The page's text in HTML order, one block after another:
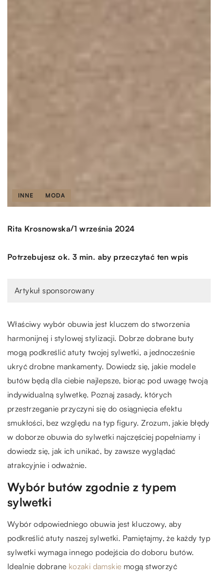
INNE MODA
Rita Krosnowska/1 września 2024
Potrzebujesz ok. 3 min. aby przeczytać ten wpis
Artykuł sponsorowany
Właściwy wybór obuwia jest kluczem do stworzenia
harmonijnej i stylowej stylizacji. Dobrze dobrane buty
mogą podkreślić atuty twojej sylwetki, a jednocześnie
ukryć drobne mankamenty. Dowiedz się, jakie modele
butów będą dla ciebie najlepsze, biorąc pod uwagę twoją
indywidualną sylwetkę. Poznaj zasady, których
przestrzeganie przyczyni się do osiągnięcia efektu
smukłości, bez względu na typ figury. Zrozum, jakie błędy
w doborze obuwia do sylwetki najczęściej popełniamy i
dowiedz się, jak ich unikać, by zawsze wyglądać
atrakcyjnie i odważnie.
Wybór butów zgodnie z typem
sylwetki
Wybór odpowiedniego obuwia jest kluczowy, aby
podkreślić atuty naszej sylwetki. Pamiętajmy, że każdy typ
sylwetki wymaga innego podejścia do doboru butów.
Idealnie dobrane kozaki damskie mogą stworzyć